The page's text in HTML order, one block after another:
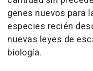
genes nuevos para
especies recién
nuevas leyes de
biología.